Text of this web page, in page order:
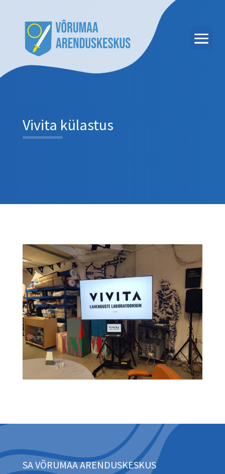
Vivita külastus
SA VÕRUMAA ARENDUSKESKUS